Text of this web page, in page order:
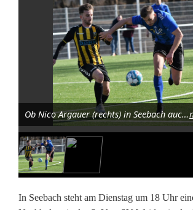
n
S
p
Ob Nico Argauer (rechts) in Seebach auch wieder ein Doppelpack wie im Hinspiel gelingt? Foto: Dagmar Nachtigall
In Seebach steht am Dienstag um 18 Uhr